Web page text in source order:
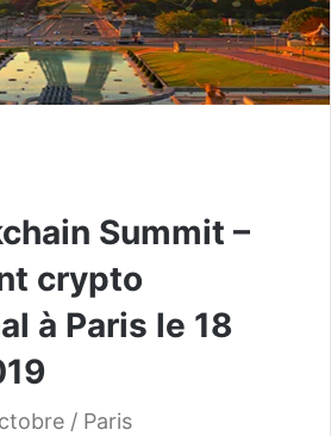
Summit –
crypto
à Paris le 18
/ Paris